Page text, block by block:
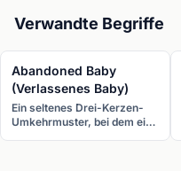
Verwandte Begriffe
Abandoned Baby
(Verlassenes Baby)
Ein seltenes Drei-Kerzen-
Umkehrmuster, bei dem ein